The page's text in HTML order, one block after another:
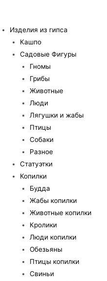
к
содержимому
Изделия из гипса
Кашпо
Садовые Фигуры
Гномы
Грибы
Животные
Люди
Лягушки и жабы
Птицы
Собаки
Разное
Статуэтки
Копилки
Будда
Жабы копилки
Животные копилки
Кролики
Люди копилки
Обезьяны
Птицы копилки
Свиньи